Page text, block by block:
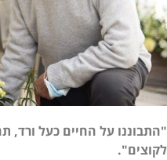
"התבוננו על החיים כעל ורד,
לקוצים".